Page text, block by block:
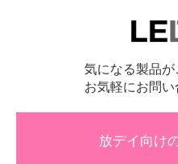
気になる製品が
お気軽にお問い
放デイ向け